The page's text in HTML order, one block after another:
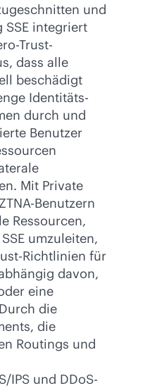
und
SSE integriert
Trust-
dass alle
beschädigt
Identitäts-
durch und
Benutzer
Mit Private
Benutzern
Ressourcen,
umzuleiten,
Richtlinien für
davon,
eine
die
die
Routings und
IPS und DDoS-